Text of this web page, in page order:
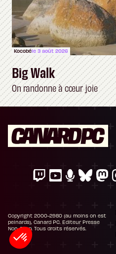
Kocobéle 3 août 2026
Big Walk
On randonne à cœur joie
Copyright 2000-2980 (au moins on est
peinards), Canard PC. Editeur Presse
Non-Stop. Tous droits réservés.